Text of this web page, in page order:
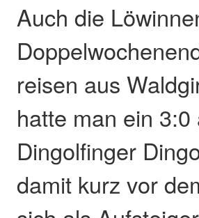
Auch die
reisen aus
hatte man ein
Dingolfinger
damit kurz vor